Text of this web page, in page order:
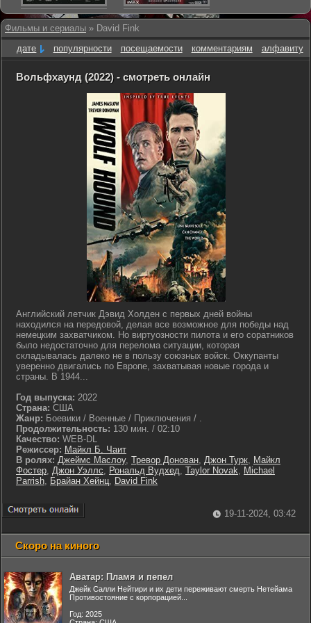
Фильмы и сериалы » David Fink
дате
популярности посещаемости комментариям алфавиту
Вольфхаунд (2022) - смотреть онлайн
Английский летчик Дэвид Холден с первых дней войны
находился на передовой, делая все возможное для победы над
немецким захватчиком. Но виртуозности пилота и его соратников
было недостаточно для перелома ситуации, которая
складывалась далеко не в пользу союзных войск. Оккупанты
уверенно двигались по Европе, захватывая новые города и
страны. В 1944...
Год выпуска: 2022
Страна: США
Жанр: Боевики / Военные / Приключения / .
Продолжительность: 130 мин. / 02:10
Качество: WEB-DL
Режиссер: Майкл Б. Чаит
В ролях: Джеймс Маслоу, Тревор Донован, Джон Турк, Майкл
Фостер, Джон Уэллс, Рональд Вудхед, Taylor Novak, Michael
Parrish, Брайан Хейнц, David Fink
19-11-2024, 03:42
Скоро на киного
Аватар: Пламя и пепел
Джейк Салли Нейтири и их дети переживают смерть Нетейама
Противостояние с корпорацией...
Год: 2025